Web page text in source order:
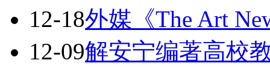
12-18外媒《The Art
12-09解安宁编著高校